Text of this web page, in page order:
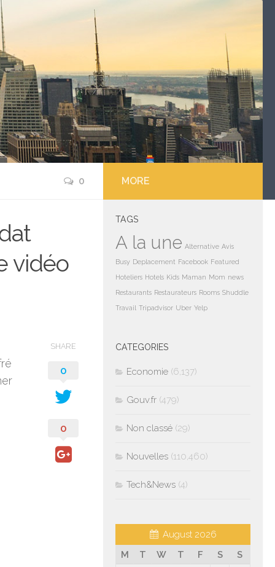
0
vidéo
SHARE
0
0
MORE
TAGS
A la une Alternative Avis
Busy Deplacement Facebook Featured
Hoteliers Hotels Kids Maman Mom news
Restaurants Restaurateurs Rooms Shuddle
Travail Tripadvisor Uber Yelp
CATEGORIES
Economie (6,137)
Gouv.fr (479)
Non classé (29)
Nouvelles (110,460)
Tech&News (4)
August 2026
M
T W T F S
S